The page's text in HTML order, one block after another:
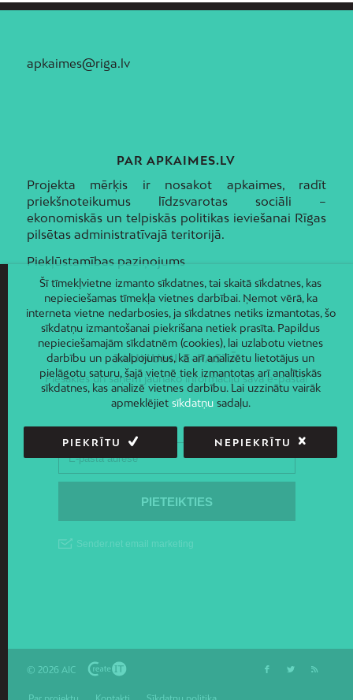
apkaimes@riga.lv
PAR APKAIMES.LV
Projekta mērķis ir nosakot apkaimes, radīt
priekšnoteikumus līdzsvarotas sociāli –
ekonomiskās un telpiskās politikas ieviešanai Rīgas
pilsētas administratīvajā teritorijā.
Piekļūstamības paziņojums
JAUNUMI E-PASTĀ
Piesakies un saņem jaunāko informāciju savā e-pastā!
© 2026 AIC
Par projektu Kontakti Sīkdatņu politika
Šī tīmekļvietne izmanto sīkdatnes, tai skaitā sīkdatnes, kas
nepieciešamas tīmekļa vietnes darbībai. Ņemot vērā, ka
interneta vietne nedarbosies, ja sīkdatnes netiks izmantotas, šo
sīkdatņu izmantošanai piekrišana netiek prasīta. Papildus
nepieciešamajām sīkdatnēm (cookies), lai uzlabotu vietnes
darbību un pakalpojumus, kā arī analizētu lietotājus un
pielāgotu saturu, šajā vietnē tiek izmantotas arī analītiskās
sīkdatnes, kas analizē vietnes darbību. Lai uzzinātu vairāk
apmeklējiet sīkdatņusadaļu.
PIEKRĪTU NEPIEKRĪTU